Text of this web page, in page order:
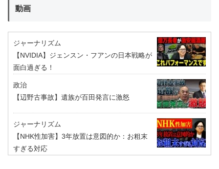
動画
ジャーナリズム
【NVIDIA】ジェンスン・フアンの日本戦略が
面白過ぎる！
政治
【辺野古事故】遺族が百田発言に激怒
ジャーナリズム
【NHK性加害】3年放置は意図的か：お粗末
すぎる対応